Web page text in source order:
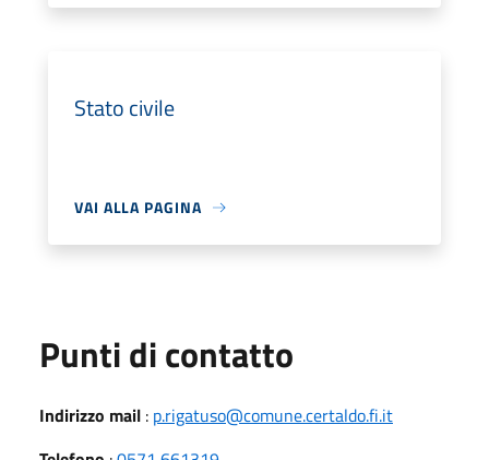
Stato civile
VAI ALLA PAGINA
Punti di contatto
Indirizzo mail : p.rigatuso@comune.certaldo.fi.it